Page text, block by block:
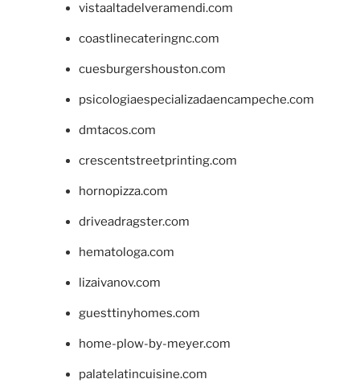
vistaaltadelveramendi.com
coastlinecateringnc.com
cuesburgershouston.com
psicologiaespecializadaencampeche.com
dmtacos.com
crescentstreetprinting.com
hornopizza.com
driveadragster.com
hematologa.com
lizaivanov.com
guesttinyhomes.com
home-plow-by-meyer.com
palatelatincuisine.com